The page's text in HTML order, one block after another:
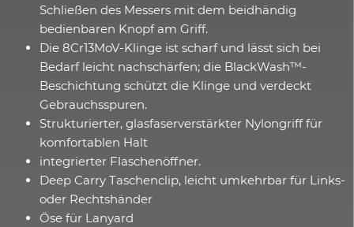
Schließen des Messers mit dem beidhändig
bedienbaren Knopf am Griff.
Die 8Cr13MoV-Klinge ist scharf und lässt sich bei
Bedarf leicht nachschärfen; die BlackWash™-
Beschichtung schützt die Klinge und verdeckt
Gebrauchsspuren.
Strukturierter, glasfaserverstärkter Nylongriff für
komfortablen Halt
integrierter Flaschenöffner.
Deep Carry Taschenclip, leicht umkehrbar für Links-
oder Rechtshänder
Öse für Lanyard